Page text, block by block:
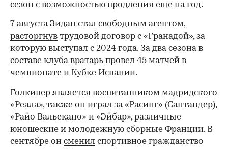
сезон с возможностью продления еще на год.
7 августа Зидан стал свободным агентом,
расторгнув трудовой договор с «Гранадой», за
которую выступал с 2024 года. За два сезона в
составе клуба вратарь провел 45 матчей в
чемпионате и Кубке Испании.
Голкипер является воспитанником мадридского
«Реала», также он играл за «Расинг» (Сантандер),
«Райо Вальекано» и «Эйбар», различные
юношеские и молодежную сборные Франции. В
сентябре он сменил спортивное гражданство